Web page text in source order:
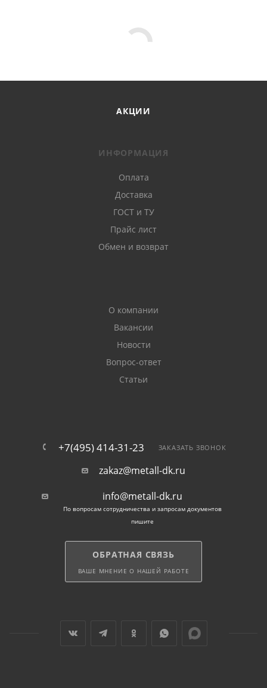
АКЦИИ
ИНФОРМАЦИЯ
Оплата
Доставка
ГОСТ и ТУ
Прайс лист
Обмен и возврат
О компании
Вакансии
Новости
Вопрос-ответ
Статьи
+7(495) 414-31-23 ЗАКАЗАТЬ ЗВОНОК
zakaz@metall-dk.ru
info@metall-dk.ru
По вопросам сотрудничества и запросам документов
пишите
ОБРАТНАЯ СВЯЗЬ
ВАШЕ МНЕНИЕ О НАШЕЙ РАБОТЕ